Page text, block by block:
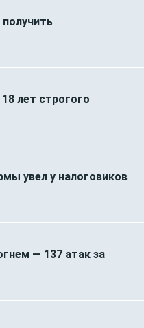
лет строгого
увел у налоговиков
— 137 атак за